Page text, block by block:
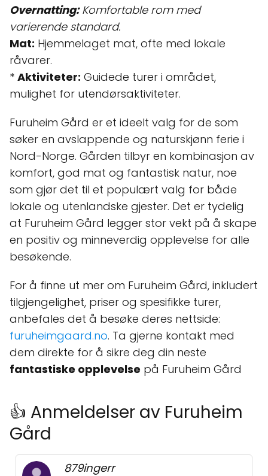
Overnatting:Komfortable rom med
varierende standard.
Mat: Hjemmelaget mat, ofte med lokale
råvarer.
* Aktiviteter: Guidede turer i området,
mulighet for utendørsaktiviteter.
Furuheim Gård er et ideelt valg for de som
søker en avslappende og naturskjønn ferie i
Nord-Norge. Gården tilbyr en kombinasjon av
komfort, god mat og fantastisk natur, noe
som gjør det til et populært valg for både
lokale og utenlandske gjester. Det er tydelig
at Furuheim Gård legger stor vekt på å skape
en positiv og minneverdig opplevelse for alle
besøkende.
For å finne ut mer om Furuheim Gård, inkludert
tilgjengelighet, priser og spesifikke turer,
anbefales det å besøke deres nettside:
furuheimgaard.no. Ta gjerne kontakt med
dem direkte for å sikre deg din neste
fantastiske opplevelse på Furuheim Gård
👍 Anmeldelser av Furuheim
Gård
879ingerr